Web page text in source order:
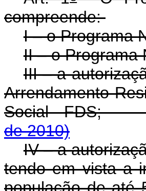
compreende:
I – o Programa
II – o Programa
III – a
Arrendamento
Social -
de 2010)
IV – a
tendo em vista a